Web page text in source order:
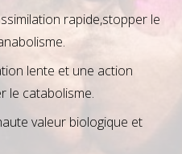
rapide,stopper le
lente et une action
le catabolisme.
valeur biologique et